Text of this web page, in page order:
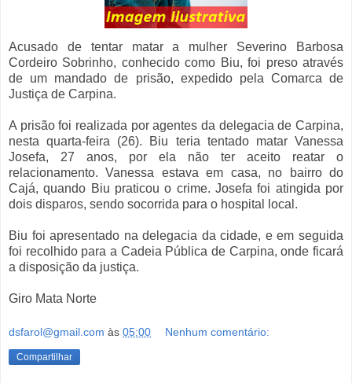
Acusado de tentar matar a mulher Severino Barbosa
Cordeiro Sobrinho, conhecido como Biu, foi preso através
de um mandado de prisão, expedido pela Comarca de
Justiça de Carpina.
A prisão foi realizada por agentes da delegacia de Carpina,
nesta quarta-feira (26). Biu teria tentado matar Vanessa
Josefa, 27 anos, por ela não ter aceito reatar o
relacionamento. Vanessa estava em casa, no bairro do
Cajá, quando Biu praticou o crime. Josefa foi atingida por
dois disparos, sendo socorrida para o hospital local.
Biu foi apresentado na delegacia da cidade, e em seguida
foi recolhido para a Cadeia Pública de Carpina, onde ficará
a disposição da justiça.
Giro Mata Norte
dsfarol@gmail.com às 05:00 Nenhum comentário:
Compartilhar